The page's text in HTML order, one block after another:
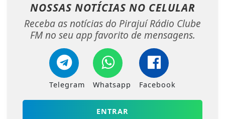
NOSSAS NOTÍCIAS NO CELULAR
Receba as notícias do Pirajuí Rádio Clube
FM no seu app favorito de mensagens.
Telegram Whatsapp Facebook
ENTRAR